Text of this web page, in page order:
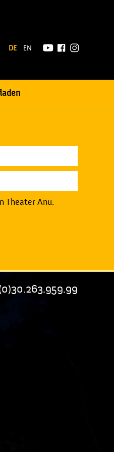
DE EN
Theater Anu.